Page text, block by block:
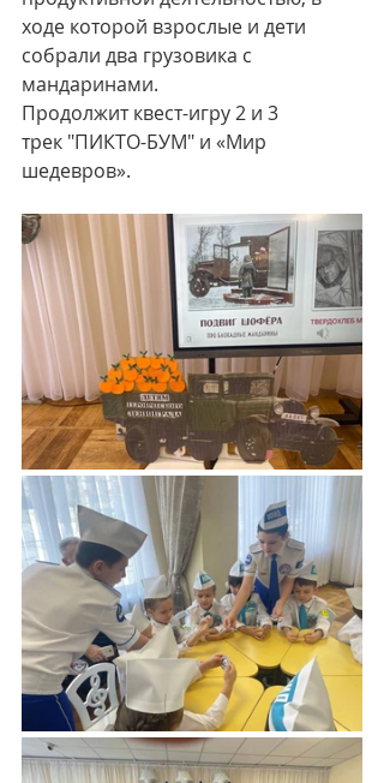
ходе которой взрослые и дети
собрали два грузовика с
мандаринами.
Продолжит квест-игру 2 и 3
трек "ПИКТО-БУМ" и «Мир
шедевров».